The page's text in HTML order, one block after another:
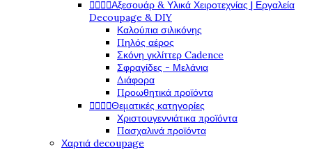
Αξεσουάρ & Υλικά Χειροτεχνίας | Εργαλεία
Decoupage & DIY
Καλούπια σιλικόνης
Πηλός αέρος
Σκόνη γκλίττερ Cadence
Σφραγίδες - Μελάνια
Διάφορα
Προωθητικά προϊόντα
Θεματικές κατηγορίες
Χριστουγεννιάτικα προϊόντα
Πασχαλινά προϊόντα
Χαρτιά decoupage